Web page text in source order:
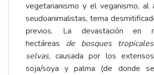
vegetarianismo y el veganismo, al
seudoanimalistas, tema
previos. La devastación en
hectáreas de bosques
selvas, causada por los
soja/soya y palma (de donde